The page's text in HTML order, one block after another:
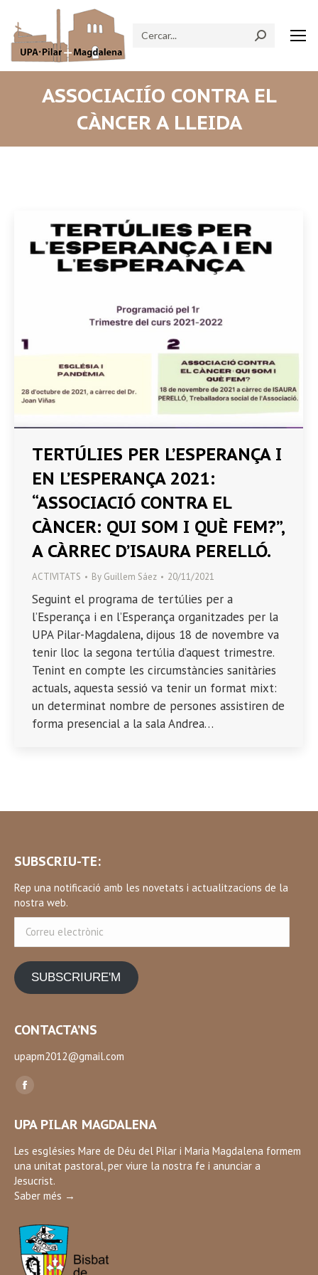
Search:
ASSOCIACIÍO CONTRA EL
CÀNCER A LLEIDA
TERTÚLIES PER L’ESPERANÇA I
EN L’ESPERANÇA 2021:
“ASSOCIACIÓ CONTRA EL
CÀNCER: QUI SOM I QUÈ FEM?”,
A CÀRREC D’ISAURA PERELLÓ.
ACTIVITATS By Guillem Sáez 20/11/2021
Seguint el programa de tertúlies per a
l’Esperança i en l’Esperança organitzades per la
UPA Pilar-Magdalena, dijous 18 de novembre va
tenir lloc la segona tertúlia d’aquest trimestre.
Tenint en compte les circumstàncies sanitàries
actuals, aquesta sessió va tenir un format mixt:
un determinat nombre de persones assistiren de
forma presencial a la sala Andrea…
SUBSCRIU-TE:
Rep una notificació amb les novetats i actualitzacions de la
nostra web.
electrònic
SUBSCRIURE'M
CONTACTA’NS
upapm2012@gmail.com
Find us on:
Facebook
opens
in
new
window
UPA PILAR MAGDALENA
Les esglésies Mare de Déu del Pilar i Maria Magdalena formem
una unitat pastoral, per viure la nostra fe i anunciar a
Jesucrist.
Saber més →